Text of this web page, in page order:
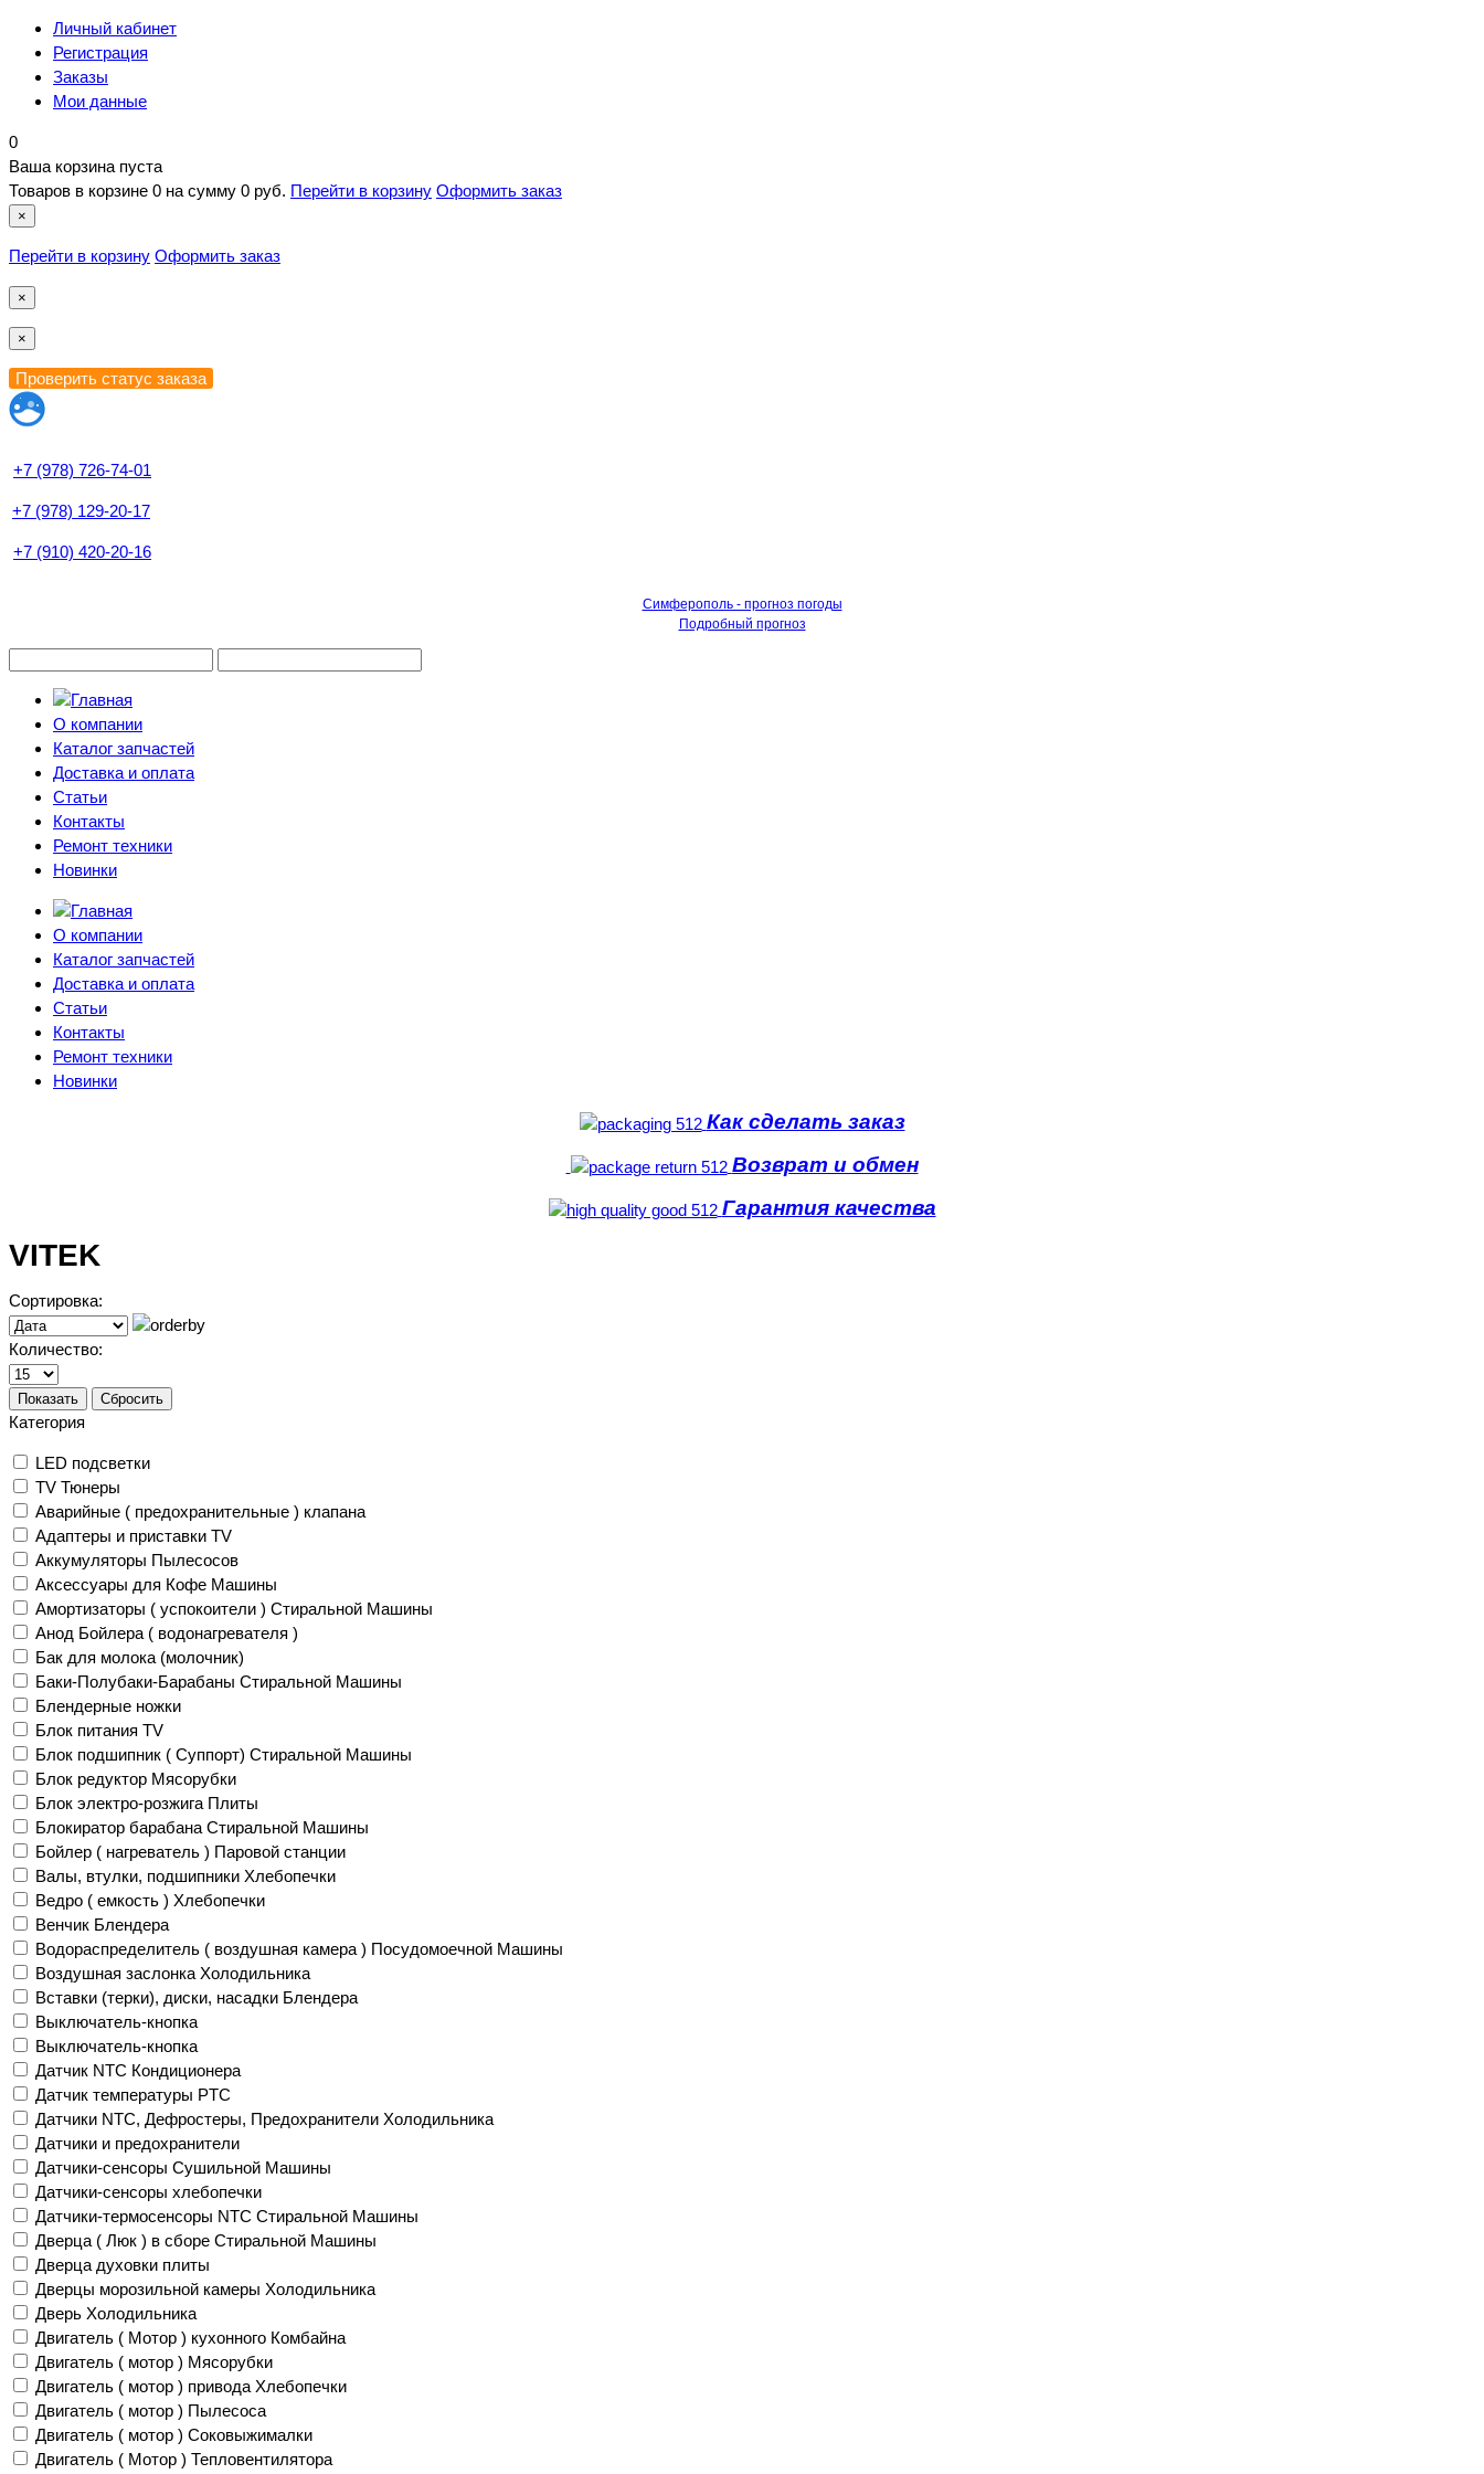
Личный кабинет
Регистрация
Заказы
Мои данные
0
Ваша корзина пуста
Товаров в корзине 0 на сумму 0 руб. Перейти в корзину Оформить заказ
×
Перейти в корзину Оформить заказ
×
×
+7 (978) 726-74-01
+7 (978) 129-20-17
+7 (910) 420-20-16
Симферополь - прогноз погоды
Подробный прогноз
О компании
Каталог запчастей
Доставка и оплата
Статьи
Контакты
Ремонт техники
Новинки
О компании
Каталог запчастей
Доставка и оплата
Статьи
Контакты
Ремонт техники
Новинки
Как сделать заказ
Возврат и обмен
Гарантия качества
VITEK
Сортировка:
Количество:
Показать Сбросить
Категория
LED подсветки
TV Тюнеры
Аварийные ( предохранительные ) клапана
Адаптеры и приставки TV
Аккумуляторы Пылесосов
Аксессуары для Кофе Машины
Амортизаторы ( успокоители ) Стиральной Машины
Анод Бойлера ( водонагревателя )
Бак для молока (молочник)
Баки-Полубаки-Барабаны Стиральной Машины
Блендерные ножки
Блок питания TV
Блок подшипник ( Суппорт) Стиральной Машины
Блок редуктор Мясорубки
Блок электро-розжига Плиты
Блокиратор барабана Стиральной Машины
Бойлер ( нагреватель ) Паровой станции
Валы, втулки, подшипники Хлебопечки
Ведро ( емкость ) Хлебопечки
Венчик Блендера
Водораспределитель ( воздушная камера ) Посудомоечной Машины
Воздушная заслонка Холодильника
Вставки (терки), диски, насадки Блендера
Выключатель-кнопка
Выключатель-кнопка
Датчик NTC Кондиционера
Датчик температуры PTC
Датчики NTC, Дефростеры, Предохранители Холодильника
Датчики и предохранители
Датчики-сенсоры Сушильной Машины
Датчики-сенсоры хлебопечки
Датчики-термосенсоры NTC Стиральной Машины
Дверца ( Люк ) в сборе Стиральной Машины
Дверца духовки плиты
Дверцы морозильной камеры Холодильника
Дверь Холодильника
Двигатель ( Мотор ) кухонного Комбайна
Двигатель ( мотор ) Мясорубки
Двигатель ( мотор ) привода Хлебопечки
Двигатель ( мотор ) Пылесоса
Двигатель ( мотор ) Соковыжималки
Двигатель ( Мотор ) Тепловентилятора